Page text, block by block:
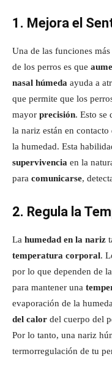
1. Mejora el
Una de las funciones
de los perros es que
nasal húmeda ayuda a
que permite que los
mayor precisión. Esto se
la nariz están en
la humedad. Esta
supervivencia en la
para comunicarse,
2. Regula la
La humedad en la nariz
temperatura corporal.
por lo que dependen de
para mantener una
evaporación de la
del calor del cuerpo del
Por lo tanto, una nariz
termorregulación de tu